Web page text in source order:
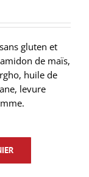
gluten et
de maïs,
huile de
levure